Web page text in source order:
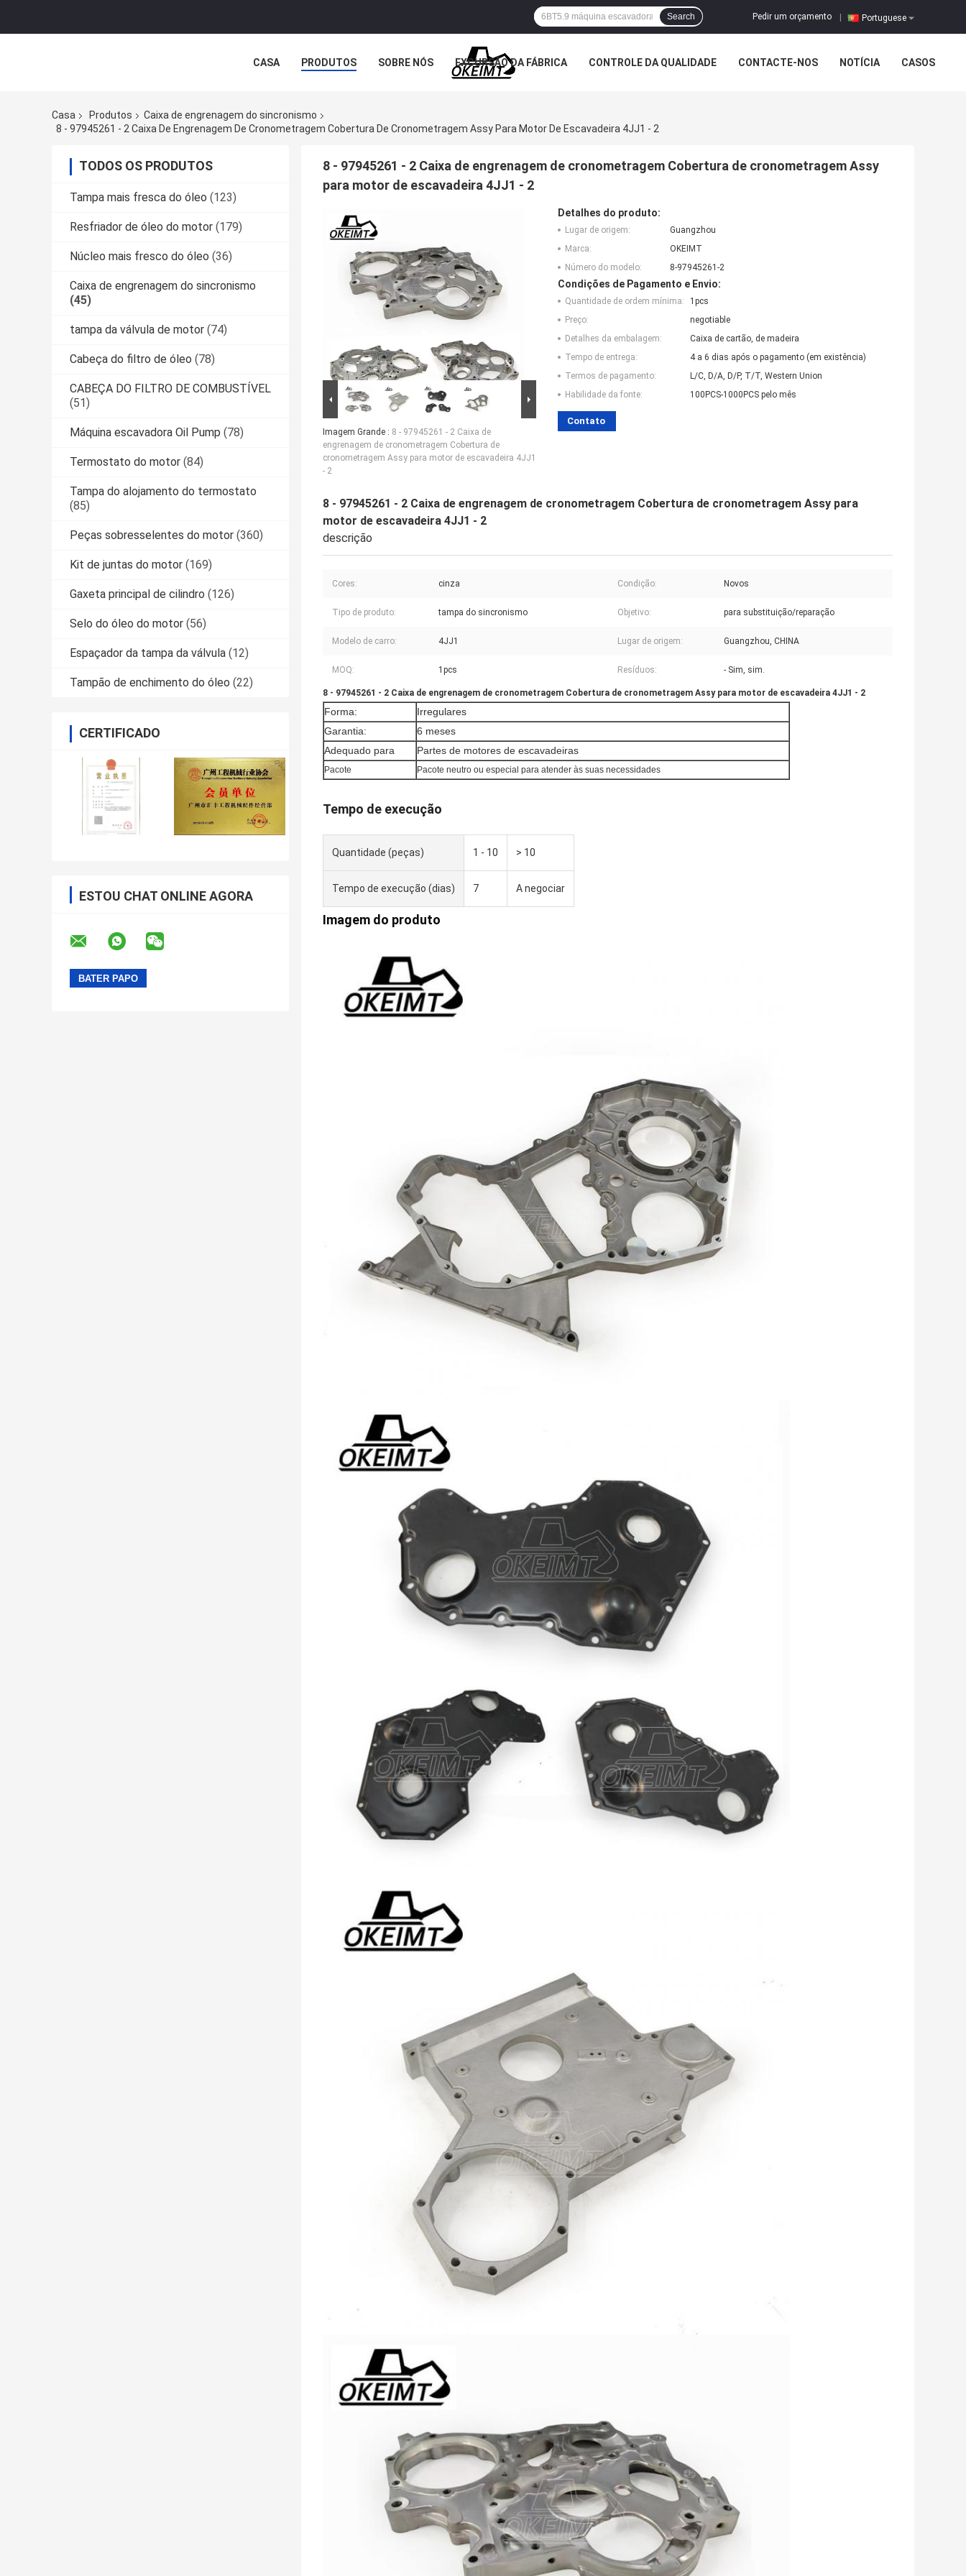
Portuguese
Pedir um orçamento
Search
CASA PRODUTOS SOBRE NÓS EXCURSÃO DA FÁBRICA CONTROLE DA QUALIDADE CONTACTE-NOS NOTÍCIA CASOS
Casa Produtos
Caixa de engrenagem do sincronismo
8 - 97945261 - 2 Caixa De Engrenagem De Cronometragem Cobertura De Cronometragem Assy Para Motor De Escavadeira 4JJ1 - 2
TODOS OS PRODUTOS
Tampa mais fresca do óleo (123)
Resfriador de óleo do motor (179)
Núcleo mais fresco do óleo (36)
Caixa de engrenagem do sincronismo
(45)
tampa da válvula de motor (74)
Cabeça do filtro de óleo (78)
CABEÇA DO FILTRO DE COMBUSTÍVEL
(51)
Máquina escavadora Oil Pump (78)
Termostato do motor (84)
Tampa do alojamento do termostato
(85)
Peças sobresselentes do motor (360)
Kit de juntas do motor (169)
Gaxeta principal de cilindro (126)
Selo do óleo do motor (56)
Espaçador da tampa da válvula (12)
Tampão de enchimento do óleo (22)
CERTIFICADO
ESTOU CHAT ONLINE AGORA
8 - 97945261 - 2 Caixa de engrenagem de cronometragem Cobertura de cronometragem Assy
para motor de escavadeira 4JJ1 - 2
Imagem Grande : 8 - 97945261 - 2 Caixa de
engrenagem de cronometragem Cobertura de
cronometragem Assy para motor de escavadeira 4JJ1
- 2
Detalhes do produto:
Lugar de origem:
Guangzhou
Marca:
OKEIMT
Número do modelo:
8-97945261-2
Condições de Pagamento e Envio:
Quantidade de ordem mínima:
1pcs
Preço:
negotiable
Detalhes da embalagem:
Caixa de cartão, de madeira
Tempo de entrega:
4 a 6 dias após o pagamento (em existência)
Termos de pagamento:
L/C, D/A, D/P, T/T, Western Union
Habilidade da fonte:
100PCS-1000PCS pelo mês
Contato
8 - 97945261 - 2 Caixa de engrenagem de cronometragem Cobertura de cronometragem Assy para
motor de escavadeira 4JJ1 - 2
descrição
Cores: cinza Condição: Novos
Tipo de produto: tampa do sincronismo Objetivo: para substituição/reparação
Modelo de carro: 4JJ1 Lugar de origem: Guangzhou, CHINA
MOQ: 1pcs Resíduos: - Sim, sim.
8 - 97945261 - 2 Caixa de engrenagem de cronometragem Cobertura de cronometragem Assy para motor de escavadeira 4JJ1 - 2
Forma:
Irregulares
Garantia:
6 meses
Adequado para
Partes de motores de escavadeiras
Pacote Pacote neutro ou especial para atender às suas necessidades
Tempo de execução
Quantidade (peças) 1 - 10 > 10
Tempo de execução (dias) 7 A negociar
Imagem do produto